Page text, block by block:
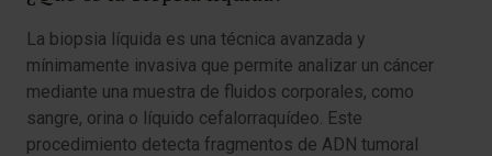
La biopsia líquida es una técnica avanzada y
mínimamente invasiva que permite analizar un cáncer
mediante una muestra de fluidos corporales, como
sangre, orina o líquido cefalorraquídeo. Este
procedimiento detecta fragmentos de ADN tumoral